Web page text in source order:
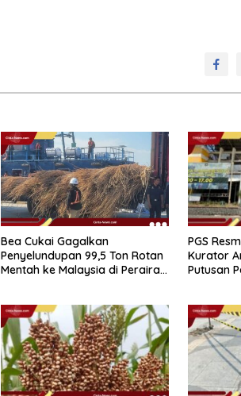
Bea Cukai Gagalkan
Penyelundupan 99,5 Ton Rotan
Mentah ke Malaysia di Perairan
PGS
Kurator
Putusan